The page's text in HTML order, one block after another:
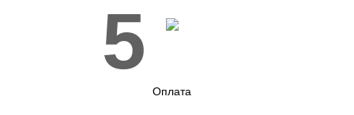
5
Оплата